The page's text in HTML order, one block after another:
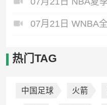
热门TAG
中国足球 火箭